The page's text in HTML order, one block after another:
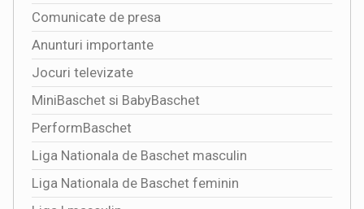
Comunicate de presa
Anunturi importante
Jocuri televizate
MiniBaschet si BabyBaschet
PerformBaschet
Liga Nationala de Baschet masculin
Liga Nationala de Baschet feminin